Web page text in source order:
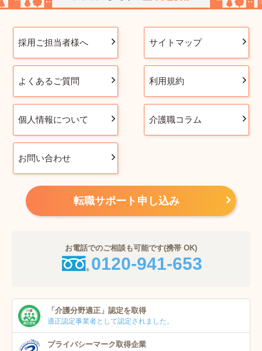
採用ご担当者様へ サイトマップ
よくあるご質問 利用規約
個人情報について 介護職コラム
お問い合わせ
転職サポート申し込み
お電話でのご相談も可能です(携帯 OK)
0120-941-653
「介護分野適正」 認定を取得
適正認定事業者として認定されました。
プライバシーマーク取得企業